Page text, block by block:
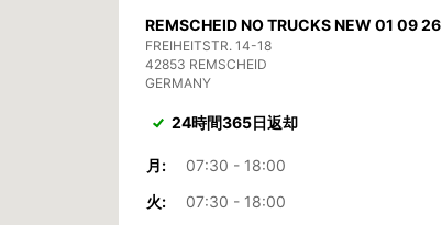
REMSCHEID NO TRUCKS NEW 01 09 26
FREIHEITSTR. 14-18
42853 REMSCHEID
GERMANY
24時間365日返却
月:
07:30 - 18:00
火:
07:30 - 18:00